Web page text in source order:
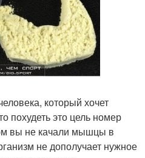
который хочет
похудеть это цель номер
вы не качали мышцы в
не дополучает нужное